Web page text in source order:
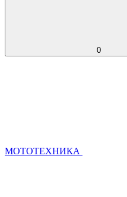
0
МОТОТЕХНИКА